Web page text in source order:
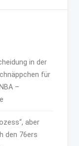
in der
für
–
aber
den 76ers